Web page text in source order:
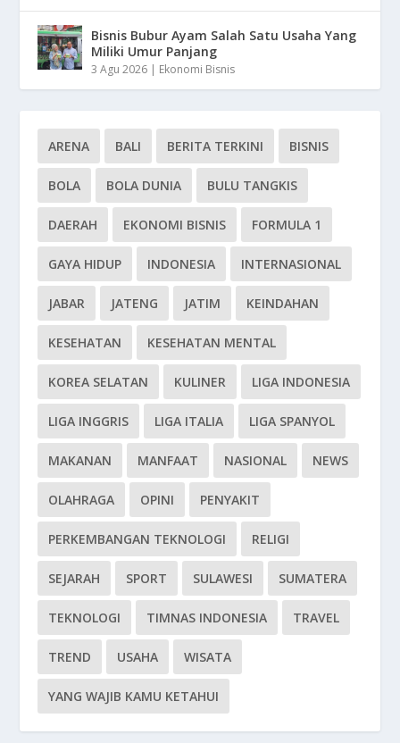
Bisnis Bubur Ayam Salah Satu Usaha Yang
Miliki Umur Panjang
3 Agu 2026 | Ekonomi Bisnis
ARENA BALI BERITA TERKINI BISNIS
BOLA BOLA DUNIA BULU TANGKIS
DAERAH EKONOMI BISNIS FORMULA 1
GAYA HIDUP INDONESIA INTERNASIONAL
JABAR JATENG JATIM KEINDAHAN
KESEHATAN KESEHATAN MENTAL
KOREA SELATAN KULINER LIGA INDONESIA
LIGA INGGRIS LIGA ITALIA LIGA SPANYOL
MAKANAN MANFAAT NASIONAL NEWS
OLAHRAGA OPINI PENYAKIT
PERKEMBANGAN TEKNOLOGI RELIGI
SEJARAH SPORT SULAWESI SUMATERA
TEKNOLOGI TIMNAS INDONESIA TRAVEL
TREND USAHA WISATA
YANG WAJIB KAMU KETAHUI